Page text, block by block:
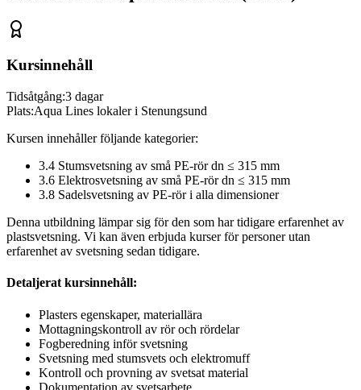
Kursinnehåll
Tidsåtgång:3 dagar
Plats:Aqua Lines lokaler i Stenungsund
Kursen innehåller följande kategorier:
3.4 Stumsvetsning av små PE-rör dn ≤ 315 mm
3.6 Elektrosvetsning av små PE-rör dn ≤ 315 mm
3.8 Sadelsvetsning av PE-rör i alla dimensioner
Denna utbildning lämpar sig för den som har tidigare erfarenhet av
plastsvetsning. Vi kan även erbjuda kurser för personer utan
erfarenhet av svetsning sedan tidigare.
Detaljerat kursinnehåll:
Plasters egenskaper, materiallära
Mottagningskontroll av rör och rördelar
Fogberedning inför svetsning
Svetsning med stumsvets och elektromuff
Kontroll och provning av svetsat material
Dokumentation av svetsarbete